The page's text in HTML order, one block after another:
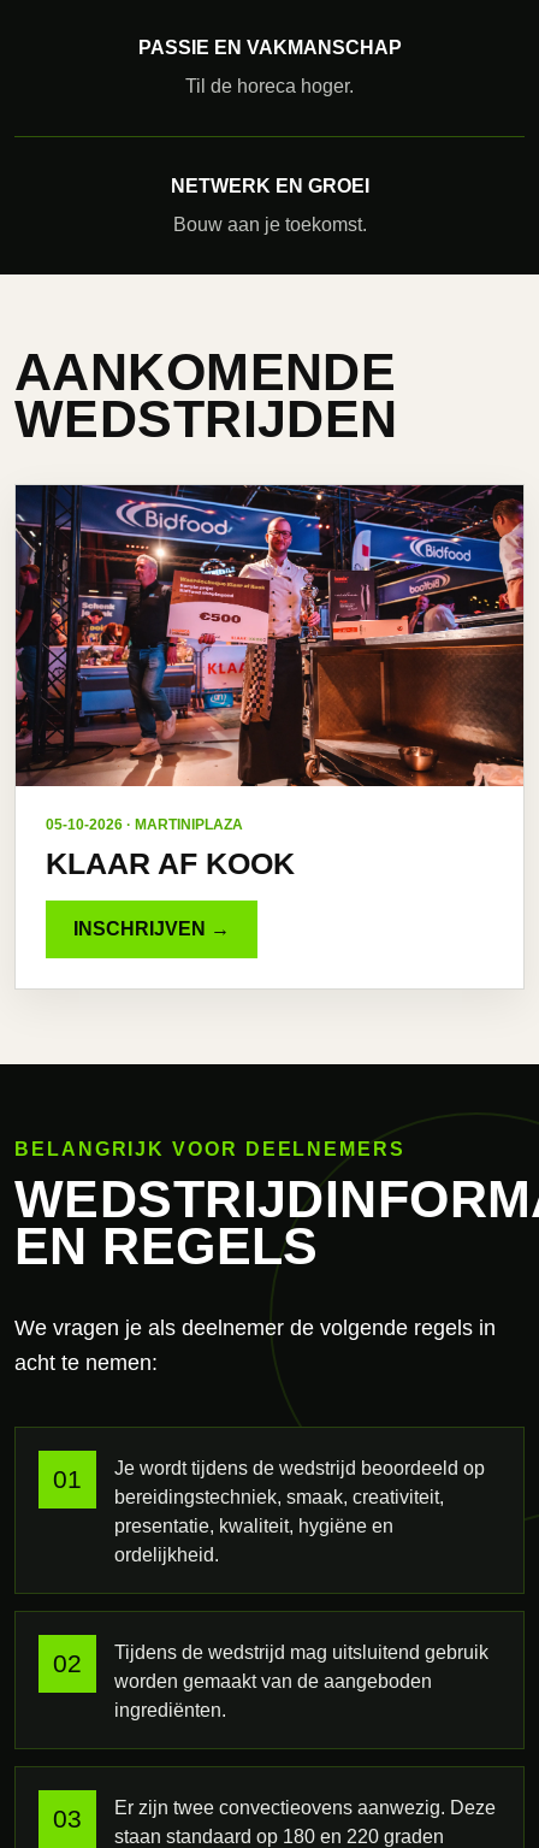
PASSIE EN VAKMANSCHAP
Til de horeca hoger.
NETWERK EN GROEI
Bouw aan je toekomst.
AANKOMENDE
WEDSTRIJDEN
05-10-2026 · MARTINIPLAZA
KLAAR AF KOOK
INSCHRIJVEN →
BELANGRIJK VOOR DEELNEMERS
EN REGELS
We vragen je als deelnemer de volgende regels in
acht te nemen:
Je wordt tijdens de wedstrijd beoordeeld op
bereidingstechniek, smaak, creativiteit,
presentatie, kwaliteit, hygiëne en
ordelijkheid.
Tijdens de wedstrijd mag uitsluitend gebruik
worden gemaakt van de aangeboden
ingrediënten.
Er zijn twee convectieovens aanwezig. Deze
staan standaard op 180 en 220 graden